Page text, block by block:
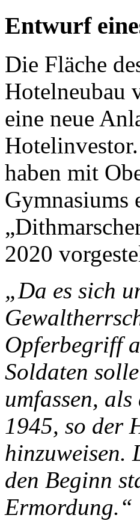
Entwurf
Die Fläche
Hotelneubau
eine neue
haben mit
Gymnasiums
2020
„Da es sich
Opferbegriff
Soldaten
umfassen,
1945, so der
hinzuweisen.
den Beginn
Ermordung.“